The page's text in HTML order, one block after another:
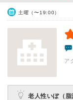
土曜（〜19:00）
ア
老人性いぼ（